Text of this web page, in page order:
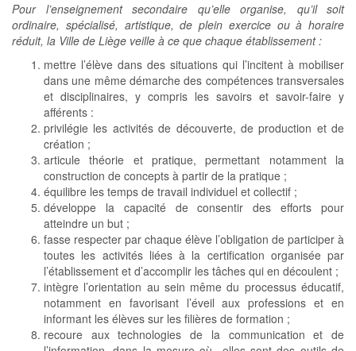
Pour l’enseignement secondaire qu’elle organise, qu’il soit
ordinaire, spécialisé, artistique, de plein exercice ou à horaire
réduit, la Ville de Liège veille à ce que chaque établissement :
mettre l’élève dans des situations qui l’incitent à mobiliser
dans une même démarche des compétences transversales
et disciplinaires, y compris les savoirs et savoir-faire y
afférents :
privilégie les activités de découverte, de production et de
création ;
articule théorie et pratique, permettant notamment la
construction de concepts à partir de la pratique ;
équilibre les temps de travail individuel et collectif ;
développe la capacité de consentir des efforts pour
atteindre un but ;
fasse respecter par chaque élève l’obligation de participer à
toutes les activités liées à la certification organisée par
l’établissement et d’accomplir les tâches qui en découlent ;
intègre l’orientation au sein même du processus éducatif,
notamment en favorisant l’éveil aux professions et en
informant les élèves sur les filières de formation ;
recoure aux technologies de la communication et de